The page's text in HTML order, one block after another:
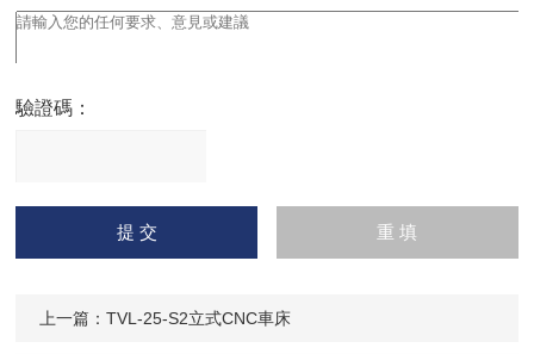
驗證碼：
請
輸入計算結果（填寫阿拉
伯數字），如：三加四=7
上一篇：TVL-25-S2立式CNC車床